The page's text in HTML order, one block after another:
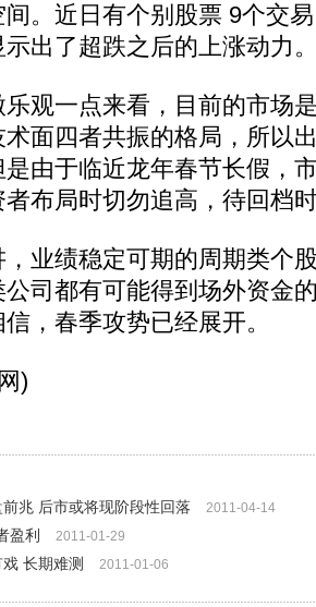
。近日有个别股票 9个交
出了超跌之后的上涨动力
一点来看，目前的市场
面四者共振的格局，所以
由于临近龙年春节长假，
布局时切勿追高，待回档
绩稳定可期的周期类个
司都有可能得到场外资金
，春季攻势已经展开。
)
兆 后市或将现阶段性回落
2011-04-14
盈利 2011-01-29
长期难测 2011-01-06